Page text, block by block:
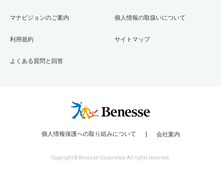
マナビジョンのご案内
利用規約
よくある質問と回答
個人情報の取扱いについて
サイトマップ
個人情報保護への取り組みについて 会社案内
Copyright © Benesse Corporation All rights reserved.